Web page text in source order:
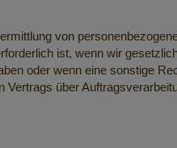
von
ist, wenn wir
oder wenn eine sonstige
über